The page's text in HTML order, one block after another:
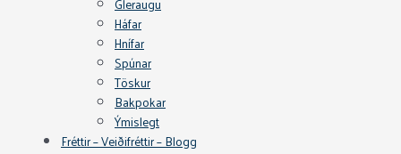
Háfar
Hnífar
Spúnar
Töskur
Bakpokar
Ýmislegt
Fréttir – Veiðifréttir – Blogg